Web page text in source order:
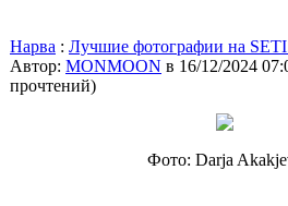
Нарва : Лучшие фотографии на
Автор: MONMOON в 16/12/2024
прочтений)
Фото: Darja